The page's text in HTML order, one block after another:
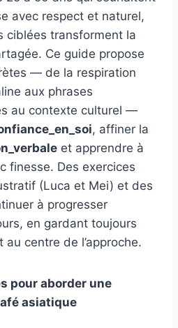
avec respect et naturel,
ciblées transforment la
Ce guide propose
— de la respiration
aux phrases
au contexte culturel —
, affiner la
et apprendre à
finesse. Des exercices
(Luca et Mei) et des
à progresser
en gardant toujours
au centre de l’approche.
pour aborder une
asiatique